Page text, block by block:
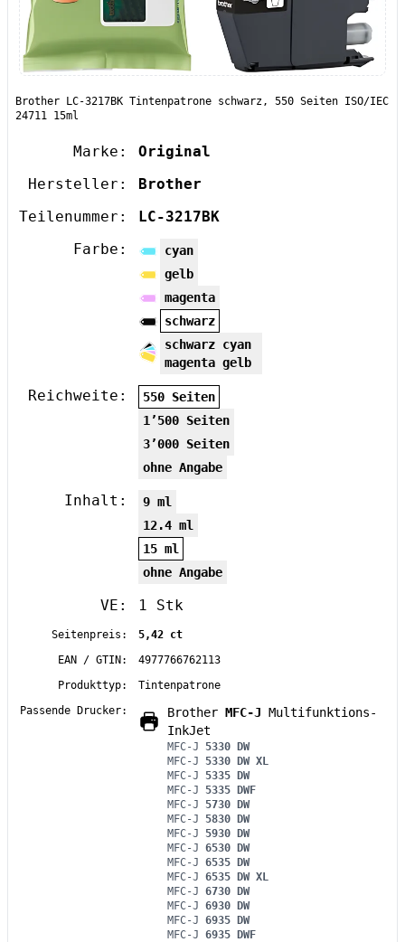
Brother LC-3217BK Tintenpatrone schwarz, 550 Seiten ISO/IEC
24711 15ml
Marke:
Original
Hersteller:
Brother
Teilenummer:
LC-3217BK
Farbe:
cyan
gelb
magenta
schwarz
schwarz cyan
magenta gelb
Reichweite:
550 Seiten
1’500 Seiten
3’000 Seiten
ohne Angabe
Inhalt:
9 ml
12.4 ml
15 ml
ohne Angabe
VE: 1 Stk
Seitenpreis:
5,42 ct
EAN / GTIN:
4977766762113
Produkttyp:
Tintenpatrone
Passende Drucker:
Brother MFC-J Multifunktions-
InkJet
MFC-J 5330 DW
MFC-J 5330 DW XL
MFC-J 5335 DW
MFC-J 5335 DWF
MFC-J 5730 DW
MFC-J 5830 DW
MFC-J 5930 DW
MFC-J 6530 DW
MFC-J 6535 DW
MFC-J 6535 DW XL
MFC-J 6730 DW
MFC-J 6930 DW
MFC-J 6935 DW
MFC-J 6935 DWF